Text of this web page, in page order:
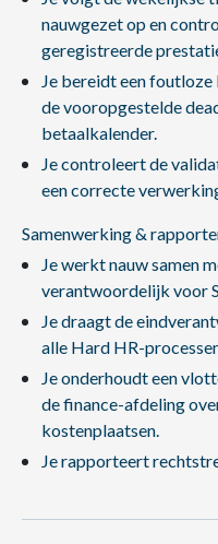
nauwgezet op en
geregistreerde
Je bereidt een
de vooropgestelde
betaalkalender.
Je controleert de
een correcte
Samenwerking &
Je werkt nauw samen
verantwoordelijk voor
Je draagt de
alle Hard HR-
Je onderhoudt een
de finance-afdeling
kostenplaatsen.
Je rapporteert